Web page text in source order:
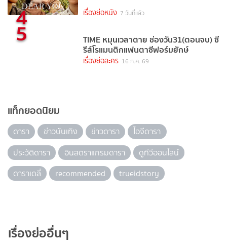
4 เรื่องย่อหนัง 7 วันที่แล้ว
5 TIME หมุนเวลาตาย ช่องวัน31(ตอนจบ) ซี
รีส์โรแมนติกแฟนตาซีฟอร์มยักษ์
เรื่องย่อละคร 16 ก.ค. 69
แท็กยอดนิยม
ดารา ข่าวบันเทิง ข่าวดารา
ไอจีดารา
ประวัติดารา
อินสตราแกรมดารา
ดูทีวีออนไลน์
ดาราเดลี่
recommended trueidstory
เรื่องย่ออื่นๆ